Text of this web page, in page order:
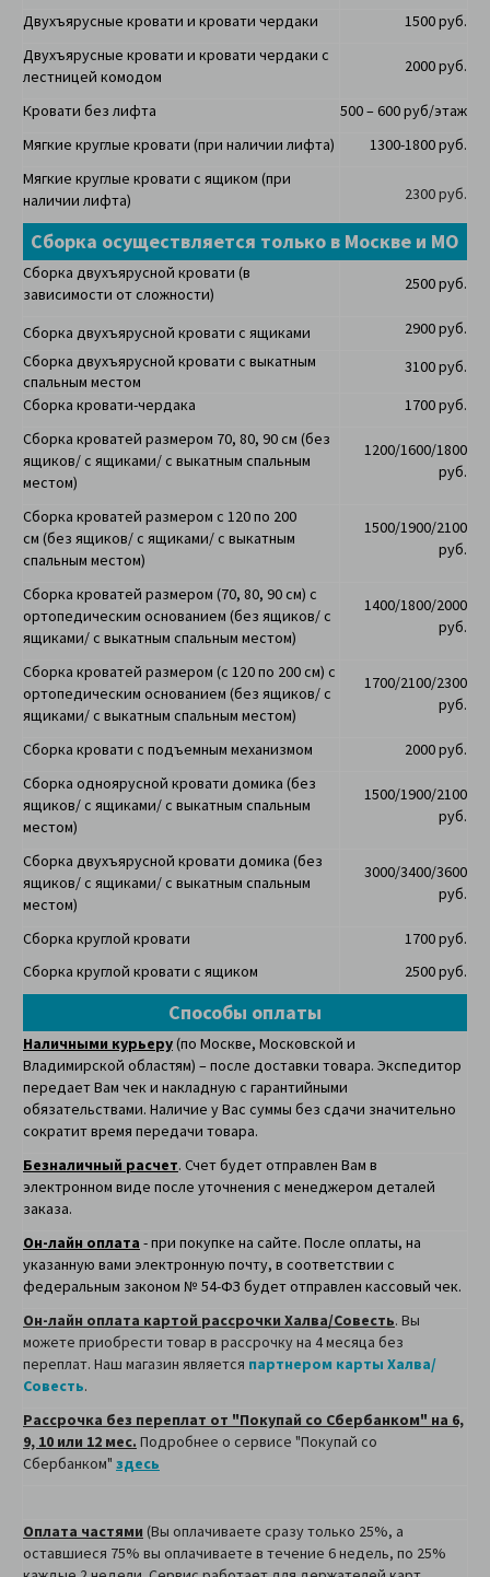
Двухъярусные кровати и кровати чердаки
1500 руб.
Двухъярусные кровати и кровати чердаки с
лестницей комодом
2000 руб.
Кровати без лифта
500 – 600 руб/этаж
Мягкие круглые кровати (при наличии лифта)
1300-1800 руб.
Мягкие круглые кровати с ящиком (при
наличии лифта)
2300 руб.
Сборка осуществляется только в Москве и МО
Сборка двухъярусной кровати (в
зависимости от сложности)
2500 руб.
Сборка двухъярусной кровати с ящиками
2900 руб.
Сборка двухъярусной кровати с выкатным
спальным местом
3100 руб.
Сборка кровати-чердака
1700 руб.
Сборка кроватей размером 70, 80, 90 см (без
ящиков/ с ящиками/ с выкатным спальным
местом)
1200/1600/1800
руб.
Сборка кроватей размером с 120 по 200
см (без ящиков/ с ящиками/ с выкатным
спальным местом)
1500/1900/2100
руб.
Сборка кроватей размером (70, 80, 90 см) с
ортопедическим основанием (без ящиков/ с
ящиками/ с выкатным спальным местом)
1400/1800/2000
руб.
Сборка кроватей размером (с 120 по 200 см) с
ортопедическим основанием (без ящиков/ с
ящиками/ с выкатным спальным местом)
1700/2100/2300
руб.
Сборка кровати с подъемным механизмом
2000 руб.
Сборка одноярусной кровати домика (без
ящиков/ с ящиками/ с выкатным спальным
местом)
1500/1900/2100
руб.
Сборка двухъярусной кровати домика (без
ящиков/ с ящиками/ с выкатным спальным
местом)
3000/3400/3600
руб.
Сборка круглой кровати
Сборка круглой кровати с ящиком
1700 руб.
2500 руб.
Способы оплаты
Наличными курьеру(по Москве, Московской и
Владимирской областям) – после доставки товара. Экспедитор
передает Вам чек и накладную с гарантийными
обязательствами. Наличие у Вас суммы без сдачи значительно
сократит время передачи товара.
Безналичный расчет. Счет будет отправлен Вам в
электронном виде после уточнения с менеджером деталей
заказа.
Он-лайн оплата - при покупке на сайте. После оплаты, на
указанную вами электронную почту, в соответствии с
федеральным законом № 54-ФЗ будет отправлен кассовый чек.
Он-лайн оплата картой рассрочки Халва/Совесть. Вы
можете приобрести товар в рассрочку на 4 месяца без
переплат. Наш магазин является партнером карты Халва/
Совесть.
Рассрочка без переплат от "Покупай со Сбербанком" на 6,
9, 10 или 12 мес. Подробнее о сервисе "Покупай со
Сбербанком" здесь
Оплата частями (Вы оплачиваете сразу только 25%, а
оставшиеся 75% вы оплачиваете в течение 6 недель, по 25%